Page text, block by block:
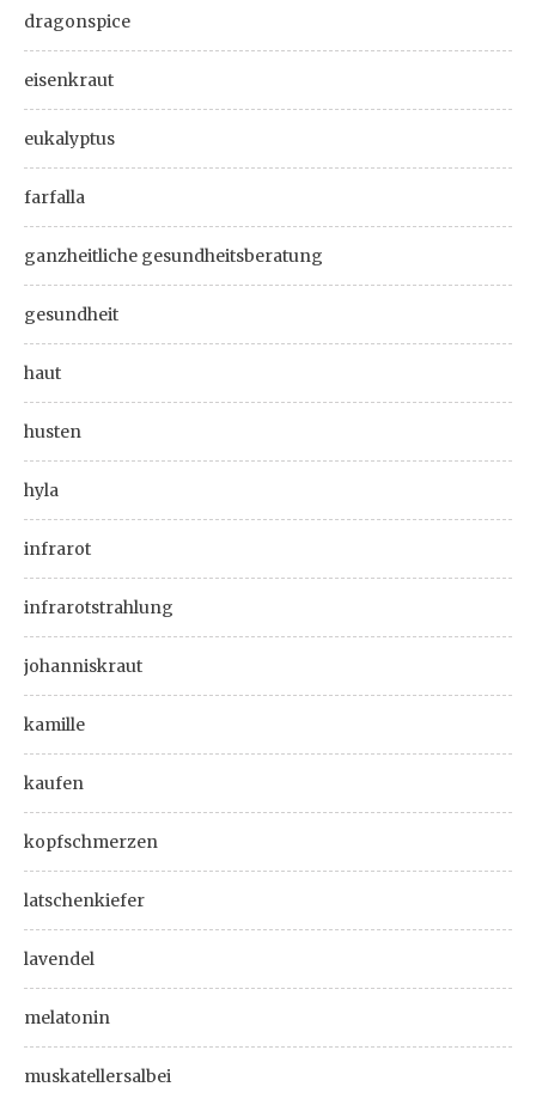
dragonspice
eisenkraut
eukalyptus
farfalla
ganzheitliche gesundheitsberatung
gesundheit
haut
husten
hyla
infrarot
infrarotstrahlung
johanniskraut
kamille
kaufen
kopfschmerzen
latschenkiefer
lavendel
melatonin
muskatellersalbei